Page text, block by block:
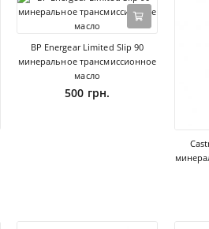
BP Energear Limited Slip 90
минеральное трансмиссионное
масло
500 грн.